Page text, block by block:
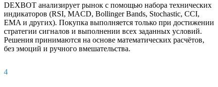
DEXBOT анализирует рынок с помощью набора технических
индикаторов (RSI, MACD, Bollinger Bands, Stochastic, CCI,
EMA и других). Покупка выполняется только при достижении
стратегии сигналов и выполнении всех заданных условий.
Решения принимаются на основе математических расчётов,
без эмоций и ручного вмешательства.
4